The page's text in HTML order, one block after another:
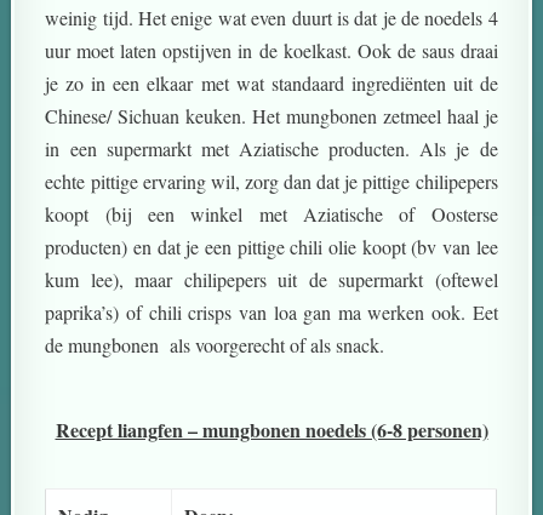
weinig tijd. Het enige wat even duurt is dat je de noedels 4
uur moet laten opstijven in de koelkast. Ook de saus draai
je zo in een elkaar met wat standaard ingrediënten uit de
Chinese/ Sichuan keuken. Het mungbonen zetmeel haal je
in een supermarkt met Aziatische producten. Als je de
echte pittige ervaring wil, zorg dan dat je pittige chilipepers
koopt (bij een winkel met Aziatische of Oosterse
producten) en dat je een pittige chili olie koopt (bv van lee
kum lee), maar chilipepers uit de supermarkt (oftewel
paprika’s) of chili crisps van loa gan ma werken ook. Eet
de mungbonen als voorgerecht of als snack.
Recept liangfen – mungbonen noedels (6-8 personen)